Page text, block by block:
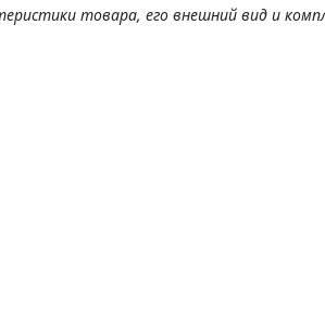
товара, его внешний вид и